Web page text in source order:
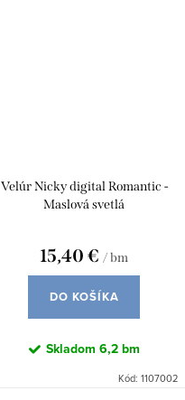
Velúr Nicky digital Romantic -
Maslová svetlá
15,40 € / bm
DO KOŠÍKA
Skladom 6,2 bm
Kód: 1107002